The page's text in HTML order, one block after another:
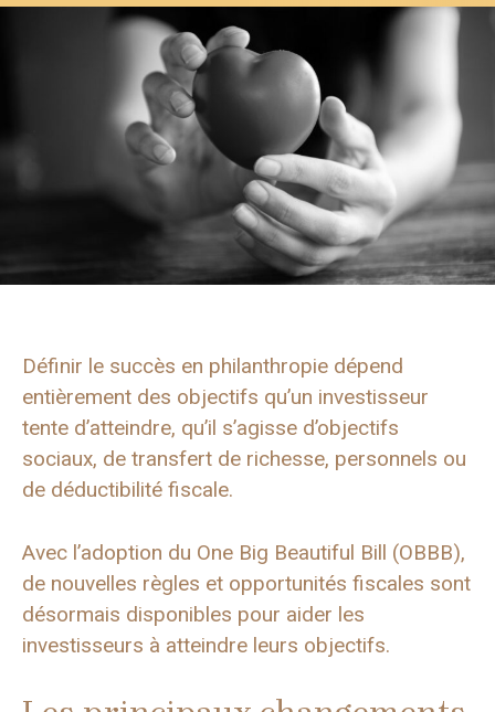
Définir le succès en philanthropie dépend
entièrement des objectifs qu’un investisseur
tente d’atteindre, qu’il s’agisse d’objectifs
sociaux, de transfert de richesse, personnels ou
de déductibilité fiscale.
Avec l’adoption du One Big Beautiful Bill (OBBB),
de nouvelles règles et opportunités fiscales sont
désormais disponibles pour aider les
investisseurs à atteindre leurs objectifs.